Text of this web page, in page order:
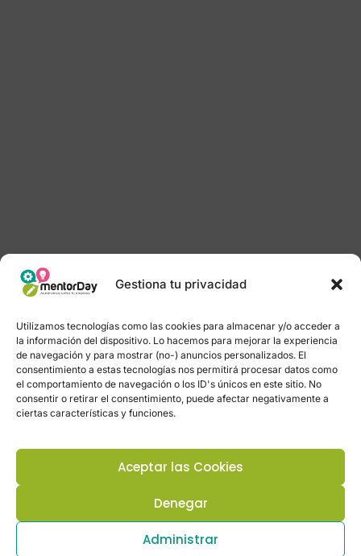
Gestiona tu privacidad
Utilizamos tecnologías como las cookies para almacenar y/o acceder a
la información del dispositivo. Lo hacemos para mejorar la experiencia
de navegación y para mostrar (no-) anuncios personalizados. El
consentimiento a estas tecnologías nos permitirá procesar datos como
el comportamiento de navegación o los ID's únicos en este sitio. No
consentir o retirar el consentimiento, puede afectar negativamente a
ciertas características y funciones.
Aceptar las Cookies
Denegar
Administrar